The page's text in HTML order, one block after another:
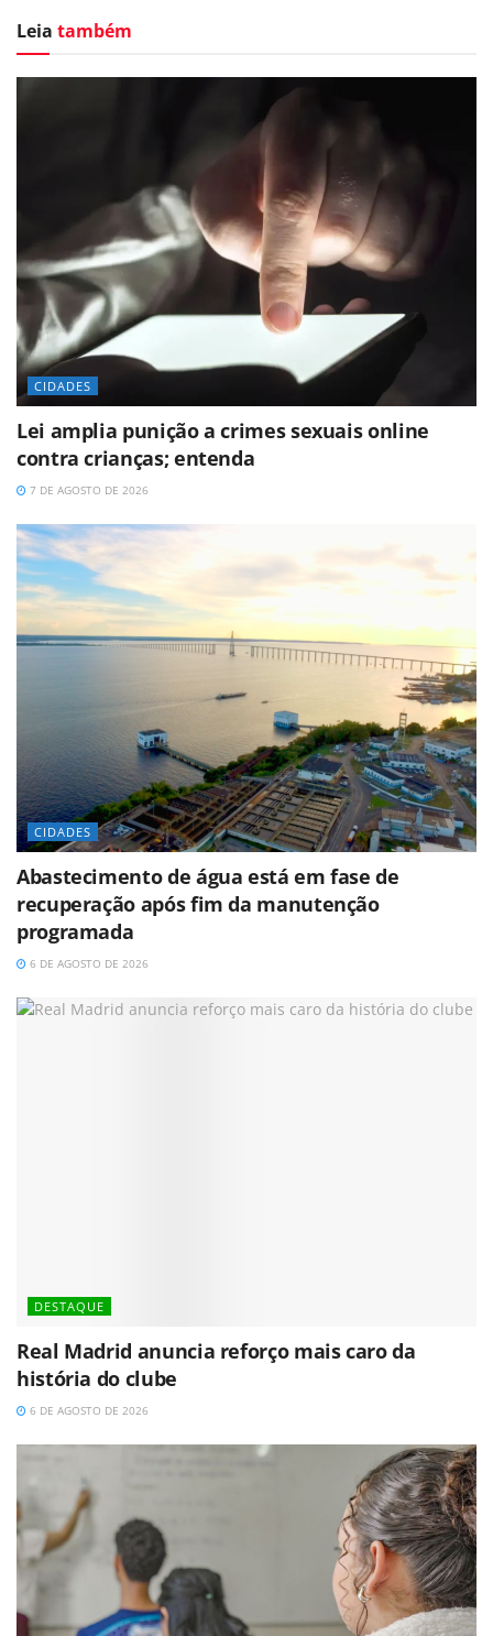
Leia também
CIDADES
Lei amplia punição a crimes sexuais online
contra crianças; entenda
7 DE AGOSTO DE 2026
CIDADES
Abastecimento de água está em fase de
recuperação após fim da manutenção
programada
6 DE AGOSTO DE 2026
DESTAQUE
Real Madrid anuncia reforço mais caro da
história do clube
6 DE AGOSTO DE 2026